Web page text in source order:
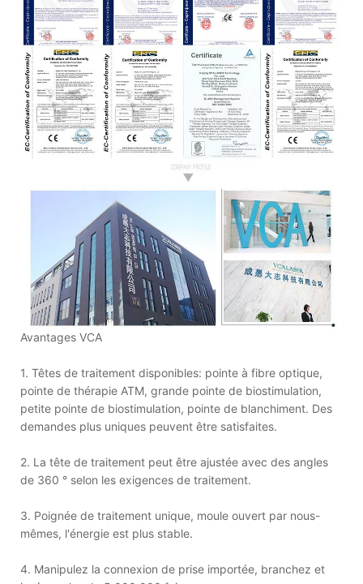
Avantages VCA
1. Têtes de traitement disponibles: pointe à fibre optique,
pointe de thérapie ATM, grande pointe de biostimulation,
petite pointe de biostimulation, pointe de blanchiment. Des
demandes plus uniques peuvent être satisfaites.
2. La tête de traitement peut être ajustée avec des angles
de 360 ° selon les exigences de traitement.
3. Poignée de traitement unique, moule ouvert par nous-
mêmes, l'énergie est plus stable.
4. Manipulez la connexion de prise importée, branchez et